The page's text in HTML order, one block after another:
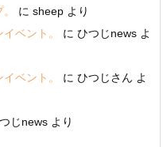
に sheep より
ベント。
に ひつじnews よ
ベント。
に ひつじさん よ
じnews より